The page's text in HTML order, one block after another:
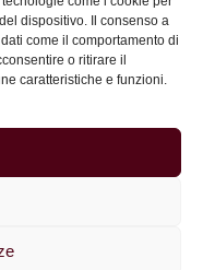
dispositivo. Il consenso a
come il comportamento di
o ritirare il
caratteristiche e funzioni.
Città di Feltre